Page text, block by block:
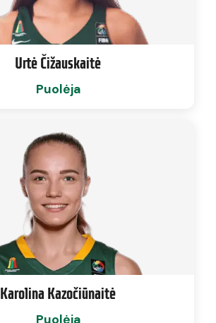
Urtė Čižauskaitė
Puolėja
Karolina Kazočiūnaitė
Puolėja